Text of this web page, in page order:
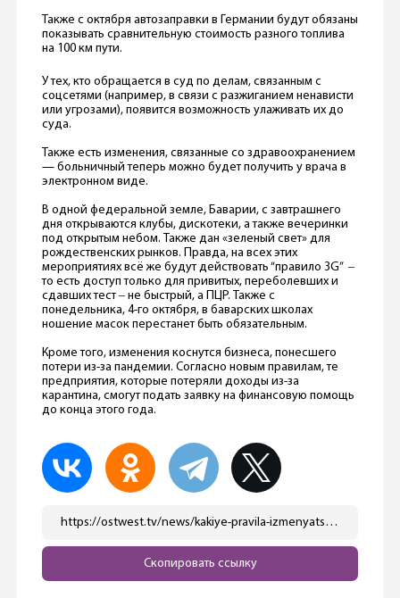
Также с октября автозаправки в Германии будут обязаны
показывать сравнительную стоимость разного топлива
на 100 км пути.
У тех, кто обращается в суд по делам, связанным с
соцсетями (например, в связи с разжиганием ненависти
или угрозами), появится возможность улаживать их до
суда.
Также есть изменения, связанные со здравоохранением
— больничный теперь можно будет получить у врача в
электронном виде.
В одной федеральной земле, Баварии, с завтрашнего
дня открываются клубы, дискотеки, а также вечеринки
под открытым небом. Также дан «зеленый свет» для
рождественских рынков. Правда, на всех этих
мероприятиях всё же будут действовать “правило 3G” ‒
то есть доступ только для привитых, переболевших и
сдавших тест ‒ не быстрый, а ПЦР. Также с
понедельника, 4-го октября, в баварских школах
ношение масок перестанет быть обязательным.
Кроме того, изменения коснутся бизнеса, понесшего
потери из-за пандемии. Согласно новым правилам, те
предприятия, которые потеряли доходы из-за
карантина, смогут подать заявку на финансовую помощь
до конца этого года.
https://ostwest.tv/news/kakiye-pravila-izmenyatsya-v-oktyabre-v-germanii-testy-avtozapravki-bolnichnyye-sotsseti/
Скопировать ссылку